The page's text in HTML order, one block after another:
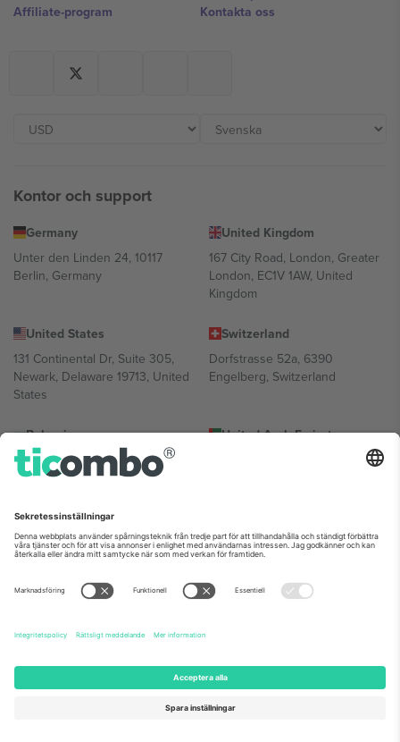
Affiliate-program
Kontakta oss
Kontor och support
Germany
Unter den Linden 24, 10117
Berlin, Germany
United Kingdom
167 City Road, London, Greater
London, EC1V 1AW, United
Kingdom
United States
131 Continental Dr, Suite 305,
Newark, Delaware 19713, United
States
Switzerland
Dorfstrasse 52a, 6390
Engelberg, Switzerland
Bulgaria
Regus Sofia City West, bul
Totleben 53-55, 1606 Sofia,
United Arab Emirates
UAE Dubai Silicon Oasis, DDP
Mexico
Av Chapultepec 360, Roma
Norte, Cuauhtémoc, 06700
Ciudad de México, CDMX,
plats, evenemang och/eller domän. För detaljer, se specifik
evenemangssida, avtryck och villkor.,Leverantörens namn
© 2026 Ticombo. Alla rättigheter förbehållna.